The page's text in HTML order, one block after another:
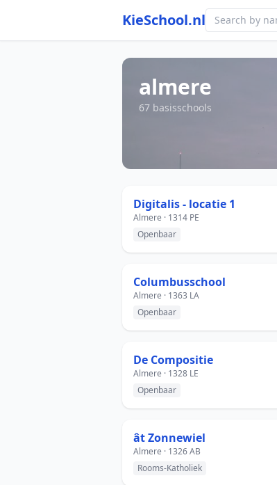
KieSchool.nl
almere
67 basisschools
Digitalis - locatie 1
Almere · 1314 PE
Openbaar
Columbusschool
Almere · 1363 LA
Openbaar
De Compositie
Almere · 1328 LE
Openbaar
ât Zonnewiel
Almere · 1326 AB
Rooms-Katholiek